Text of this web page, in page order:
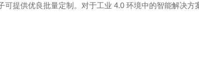
提供优良批量定制。对于工业 4.0 环境中的智能解决方